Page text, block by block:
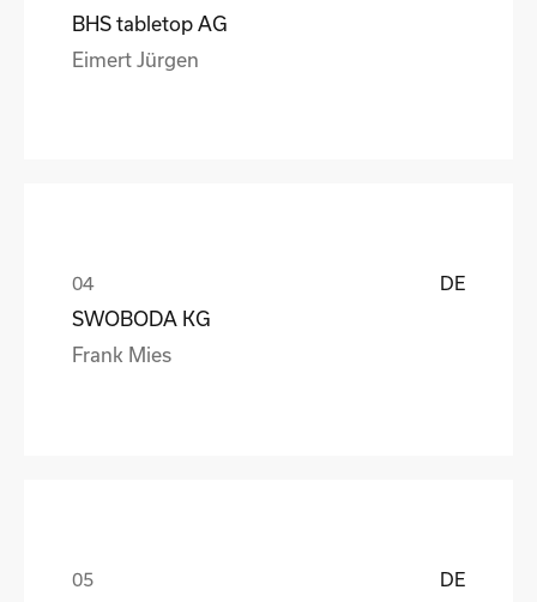
BHS tabletop AG
Eimert Jürgen
DE
SWOBODA KG
Frank Mies
DE